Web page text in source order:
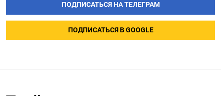
ПОДПИСАТЬСЯ НА ТЕЛЕГРАМ
ПОДПИСАТЬСЯ В GOOGLE